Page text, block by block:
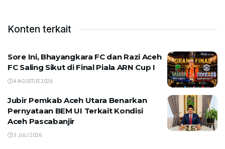
Konten terkait
Sore Ini, Bhayangkara FC dan Razi Aceh
FC Saling Sikut di Final Piala ARN Cup I
4 AGUSTUS 2026
Jubir Pemkab Aceh Utara Benarkan
Pernyataan BEM UI Terkait Kondisi
Aceh Pascabanjir
3 JULI 2026